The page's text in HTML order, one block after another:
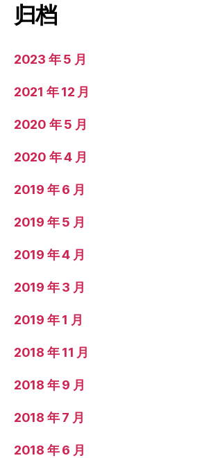
归档
2023 年 5 月
2021 年 12 月
2020 年 5 月
2020 年 4 月
2019 年 6 月
2019 年 5 月
2019 年 4 月
2019 年 3 月
2019 年 1 月
2018 年 11 月
2018 年 9 月
2018 年 7 月
2018 年 6 月